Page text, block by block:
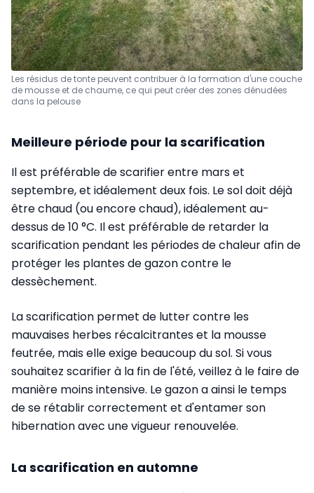
Les résidus de tonte peuvent contribuer à la formation d'une couche
de mousse et de chaume, ce qui peut créer des zones dénudées
dans la pelouse
Meilleure période pour la scarification
Il est préférable de scarifier entre mars et
septembre, et idéalement deux fois. Le sol doit déjà
être chaud (ou encore chaud), idéalement au-
dessus de 10 °C. Il est préférable de retarder la
scarification pendant les périodes de chaleur afin de
protéger les plantes de gazon contre le
dessèchement.
La scarification permet de lutter contre les
mauvaises herbes récalcitrantes et la mousse
feutrée, mais elle exige beaucoup du sol. Si vous
souhaitez scarifier à la fin de l'été, veillez à le faire de
manière moins intensive. Le gazon a ainsi le temps
de se rétablir correctement et d'entamer son
hibernation avec une vigueur renouvelée.
La scarification en automne